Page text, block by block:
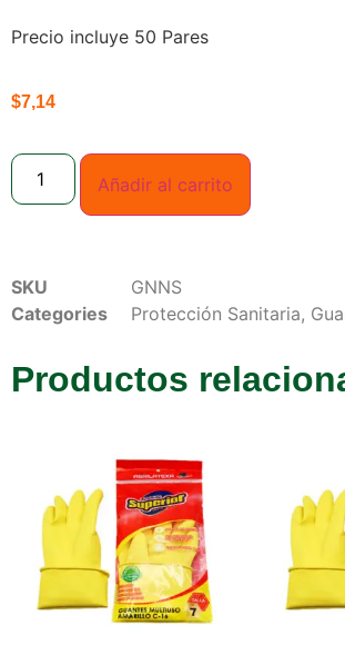
Precio incluye 50 Pares
$7,14
Añadir al carrito
SKU
GNNS
Categories
Protección Sanitaria,
Productos